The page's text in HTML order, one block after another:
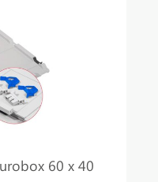
60 x 40